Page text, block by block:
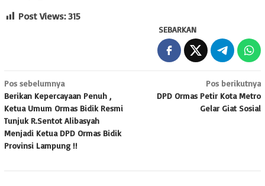
Post Views: 315
SEBARKAN
Navigasi
pos
Pos sebelumnya
Berikan Kepercayaan Penuh ,
Ketua Umum Ormas Bidik Resmi
Tunjuk R.Sentot Alibasyah
Menjadi Ketua DPD Ormas Bidik
Provinsi Lampung !!
Pos berikutnya
DPD Ormas Petir Kota Metro
Gelar Giat Sosial